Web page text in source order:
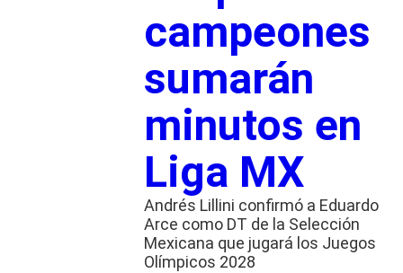
campeones
sumarán
minutos en
Liga MX
Andrés Lillini confirmó a Eduardo
Arce como DT de la Selección
Mexicana que jugará los Juegos
Olímpicos 2028